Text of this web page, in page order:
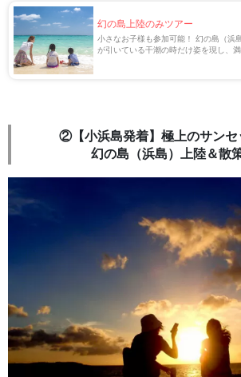
幻の島上陸のみツアー
小さなお子様も参加可能！ 幻の島（浜
が引いている干潮の時だけ姿を現し、
②【小浜島発着】極上のサンセ
幻の島（浜島）上陸＆散